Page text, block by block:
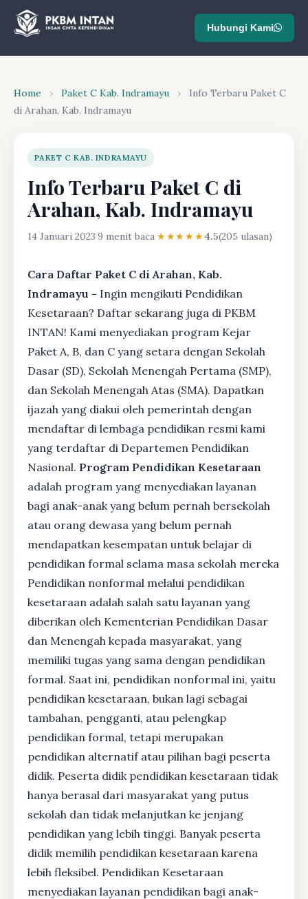
Hubungi Kami
Home › Paket C Kab. Indramayu ›
Info Terbaru Paket C
di Arahan, Kab. Indramayu
PAKET C KAB. INDRAMAYU
Info Terbaru Paket C di
Arahan, Kab. Indramayu
14 Januari 2023·9 menit baca·★★★★★4.5(205 ulasan)
Cara Daftar Paket C di Arahan, Kab.
Indramayu - Ingin mengikuti Pendidikan
Kesetaraan? Daftar sekarang juga di PKBM
INTAN! Kami menyediakan program Kejar
Paket A, B, dan C yang setara dengan Sekolah
Dasar (SD), Sekolah Menengah Pertama (SMP),
dan Sekolah Menengah Atas (SMA). Dapatkan
ijazah yang diakui oleh pemerintah dengan
mendaftar di lembaga pendidikan resmi kami
yang terdaftar di Departemen Pendidikan
Nasional. Program Pendidikan Kesetaraan
adalah program yang menyediakan layanan
bagi anak-anak yang belum pernah bersekolah
atau orang dewasa yang belum pernah
mendapatkan kesempatan untuk belajar di
pendidikan formal selama masa sekolah mereka
Pendidikan nonformal melalui pendidikan
kesetaraan adalah salah satu layanan yang
diberikan oleh Kementerian Pendidikan Dasar
dan Menengah kepada masyarakat, yang
memiliki tugas yang sama dengan pendidikan
formal. Saat ini, pendidikan nonformal ini, yaitu
pendidikan kesetaraan, bukan lagi sebagai
tambahan, pengganti, atau pelengkap
pendidikan formal, tetapi merupakan
pendidikan alternatif atau pilihan bagi peserta
didik. Peserta didik pendidikan kesetaraan tidak
hanya berasal dari masyarakat yang putus
sekolah dan tidak melanjutkan ke jenjang
pendidikan yang lebih tinggi. Banyak peserta
didik memilih pendidikan kesetaraan karena
lebih fleksibel. Pendidikan Kesetaraan
menyediakan layanan pendidikan bagi anak-